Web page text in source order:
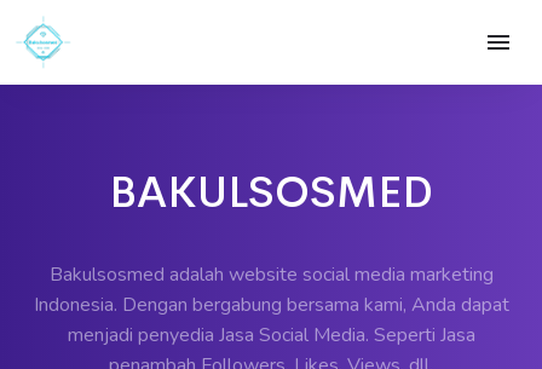
BAKULSOSMED
Bakulsosmed adalah website social media marketing
Indonesia. Dengan bergabung bersama kami, Anda dapat
menjadi penyedia Jasa Social Media. Seperti Jasa